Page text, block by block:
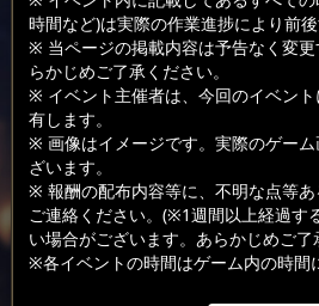
時間など)は実際の作業進捗により前後
※ 当ページの掲載内容は予告なく変
らかじめご了承ください。
※ イベント主催者は、今回のイベン
有します。
※ 画像はイメージです。実際のゲー
ざいます。
※ 報酬の配布内容等に、不明な点等
ご連絡ください。(※1週間以上経過す
い場合がございます。あらかじめご了
※各イベントの時間はゲーム内の時間